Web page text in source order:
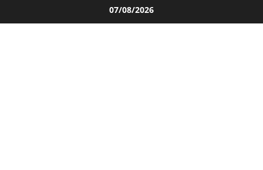
al
07/08/2026